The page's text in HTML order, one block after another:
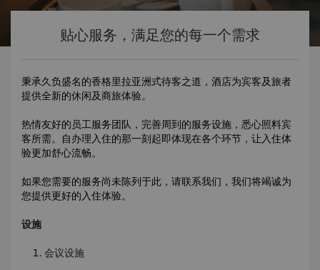
贴心服务，满足您的每一个需求
秉承久负盛名的香格里拉亚洲式待客之道，酒店为宾客及旅者
提供全新的休闲及商旅体验。
热情友好的员工服务团队，完善周到的服务设施，悉心照料宾
客所需。自办理入住的那一刻起即体现在各个环节，让入住体
验更加舒心流畅。
如果您需要的服务尚未陈列于此，请联系我们，我们将竭诚为
您提供更好的入住体验。
设施
会议设施